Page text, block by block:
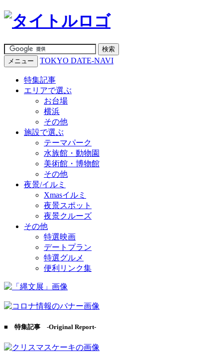
メニュー TOKYO DATE-NAVI
特集記事
エリアで選ぶ
お台場
横浜
その他
施設で選ぶ
テーマパーク
水族館・動物園
美術館・博物館
その他
夜景/イルミ
Xmasイルミ
夜景スポット
夜景クルーズ
その他
特選映画
デートプラン
特選グルメ
便利リンク集
■ 特集記事 -Original Report-